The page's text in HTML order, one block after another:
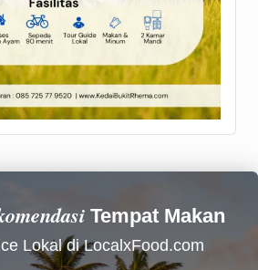
Tempat Makan
Lokal di LocalxFood.com